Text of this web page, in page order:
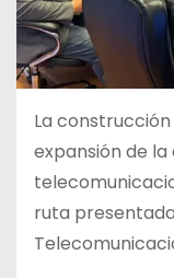
La
expansión de
ruta